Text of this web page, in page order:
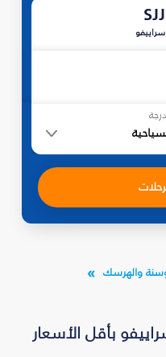
SJJ
سراييفو
والهرسك
بأقل الأسعار